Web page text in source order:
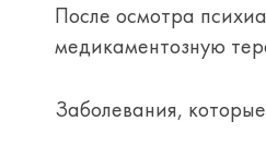
После осмотра
медикаментозную
Заболевания,